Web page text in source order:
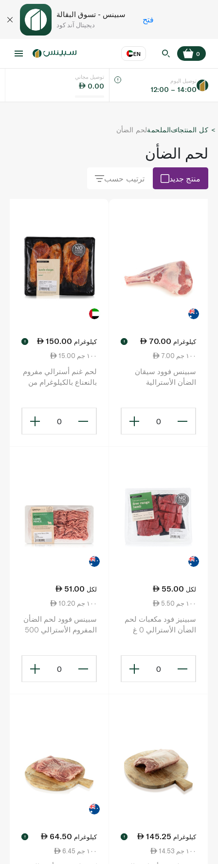
سبينس - تسوق البقالة
ديجيتال آند كود
فتح
EN
اللغة عر
KSA
0
توصيل مجاني
0.00
توصيل اليوم
12:00 – 14:00
كل المنتجاتالملحمةلحم الضأن
لحم الضأن
منتج جديد ترتيب حسب
70.00 كيلوغرام !
7.00 ١٠٠ جم
سبينس فوود سيقان
الضأن الأسترالية
0
150.00 كيلوغرام !
15.00 ١٠٠ جم
لحم غنم أسترالي مفروم
بالنعناع بالكيلوغرام من
0
55.00 لكل
5.50 ١٠٠ جم
سبينيز فود مكعبات لحم
الضأن الأسترالي 0 غ
0
51.00 لكل
10.20 ١٠٠ جم
سبينس فوود لحم الضأن
المفروم الأسترالي 500
0
145.25 كيلوغرام !
14.53 ١٠٠ جم
64.50 كيلوغرام !
6.45 ١٠٠ جم